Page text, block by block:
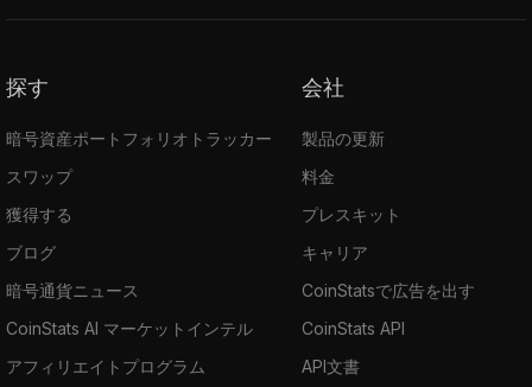
探す
暗号資産ポートフォリオトラッカー
スワップ
獲得する
ブログ
暗号通貨ニュース
CoinStats AI マーケットインテル
アフィリエイトプログラム
会社
製品の更新
料金
プレスキット
キャリア
CoinStatsで広告を出す
CoinStats API
API文書